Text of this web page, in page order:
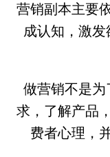
营销副本主要
成认知，激
做营销不是
求，了解产品
费者心理，